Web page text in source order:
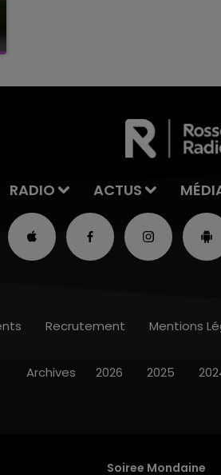
RADIO ACTUS
Soiree Mondaine
Recrutement Mentions
Archives 2026 2025